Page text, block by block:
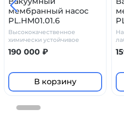
Экономичность и долгий
Минимальное техническое
благодаря безмасляной
износостойким материалам.
Комплектация
Сепаратор (боросиликатное
жидкостей и частиц.
мембранный насос
PL.HM01.01.6
Высококачественное
химически устойчивое
устройство,
предназначенное для
190 000 ₽
В корзину